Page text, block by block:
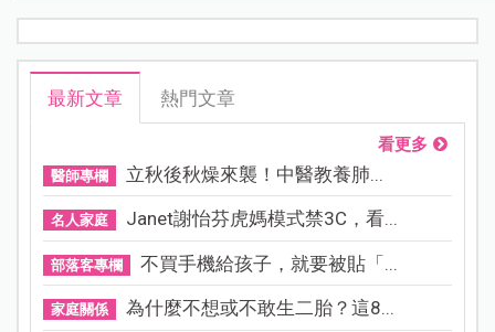
最新文章 熱門文章
看更多
醫師專欄 立秋後秋燥來襲！中醫教養肺...
名人家庭 Janet謝怡芬虎媽模式禁3C，看...
部落客專欄 不買手機給孩子，就要被貼「...
家庭關係 為什麼不想或不敢生二胎？這8...